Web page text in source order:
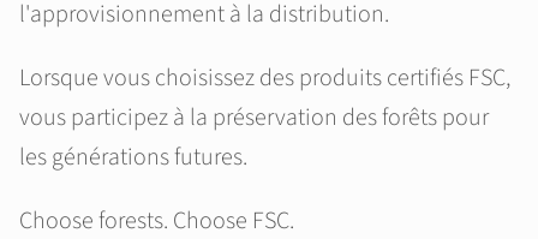
l'approvisionnement à la distribution.
Lorsque vous choisissez des produits certifiés FSC,
vous participez à la préservation des forêts pour
les générations futures.
Choose forests. Choose FSC.